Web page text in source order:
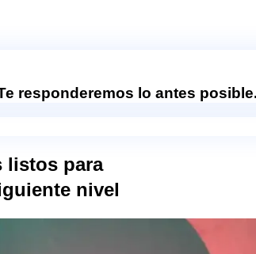
responderemos lo antes posible.
listos para
nivel